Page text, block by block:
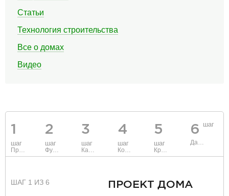
Статьи
Технология строительства
Все о домах
Видео
1
шаг
2
шаг
3
шаг
4
шаг
5
шаг
6 шаг
ШАГ 1 ИЗ 6 ПРОЕКТ ДОМА